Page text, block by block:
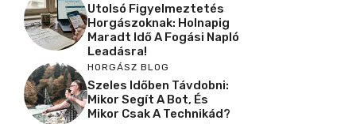
Utolsó Figyelmeztetés
Horgászoknak: Holnapig
Maradt Idő A Fogási Napló
Leadásra!
HORGÁSZ BLOG
Szeles Időben Távdobni:
Mikor Segít A Bot, És
Mikor Csak A Technikád?